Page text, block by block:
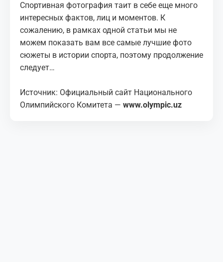
Спортивная фотография таит в себе еще много
интересных фактов, лиц и моментов. К
сожалению, в рамках одной статьи мы не
можем показать вам все самые лучшие фото
сюжеты в истории спорта, поэтому продолжение
следует…
Источник: Официальный сайт Национального
Олимпийского Комитета — www.olympic.uz